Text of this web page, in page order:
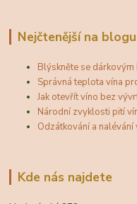
Nejčtenější na blogu
Blýskněte se
Správná teplota vína
Jak otevřít víno bez
Národní zvyklosti pití
Odzátkování a nalévání
Kde nás najdete